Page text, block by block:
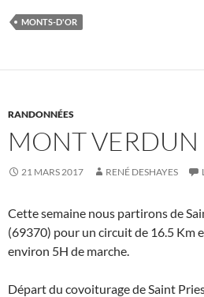
MONTS-D'OR
RANDONNÉES
MONT VERDUN
21 MARS 2017 RENÉ DESHAYES
Cette semaine nous partirons de
(69370) pour un circuit de 16.5 Km
environ 5H de marche.
Départ du covoiturage de Saint